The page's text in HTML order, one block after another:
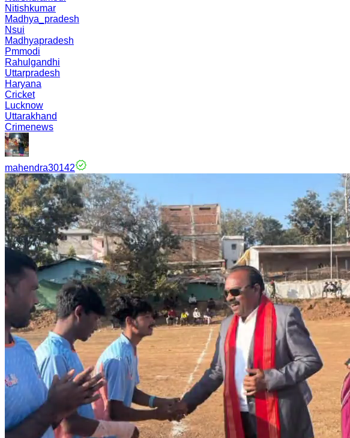
Nitishkumar
Madhya_pradesh
Nsui
Madhyapradesh
Pmmodi
Rahulgandhi
Uttarpradesh
Haryana
Cricket
Lucknow
Uttarakhand
Crimenews
mahendra30142